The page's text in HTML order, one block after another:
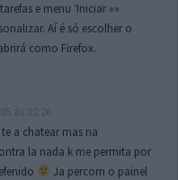
e menu ‘Iniciar »»
Aí é só escolher o
como Firefox.
a chatear mas na
la nada k me permita por
Ja percorri o painel